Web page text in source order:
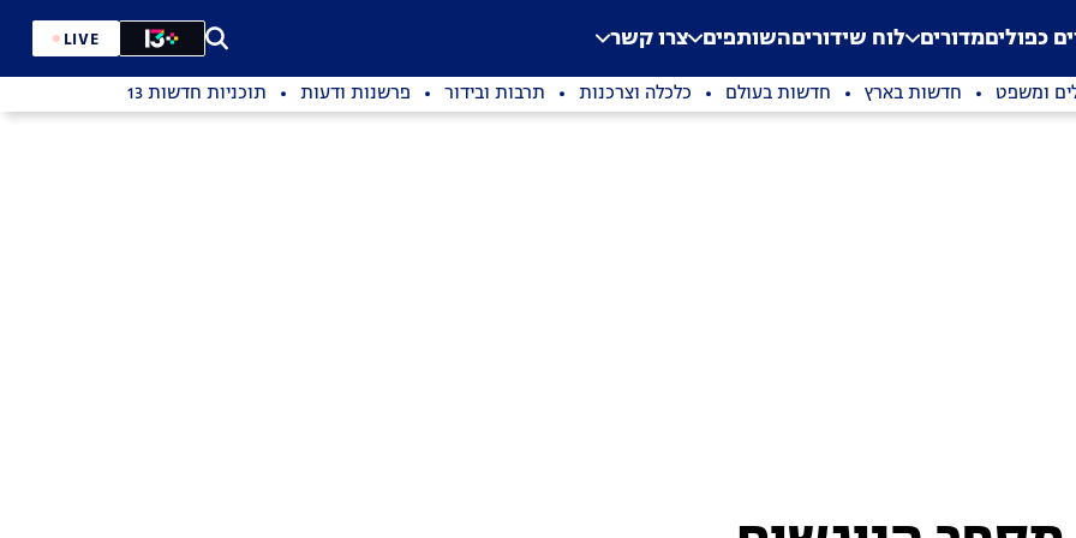
Application error: a
. כפוליםמדורים לוח שידוריםהשותפים צרו קשר LIVE
ומשפט חדשות בארץ חדשות בעולם כלכלה וצרכנות תרבות ובידור פרשנות ודעות תוכניות חדשות 13